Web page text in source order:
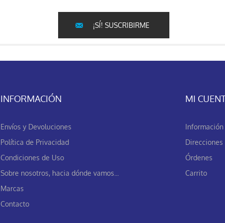
¡SÍ! SUSCRIBIRME
INFORMACIÓN
Envíos y Devoluciones
Política de Privacidad
Condiciones de Uso
Sobre nosotros, hacia dónde vamos...
Marcas
Contacto
MI
Direcciones
Órdenes
Carrito